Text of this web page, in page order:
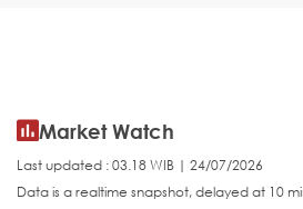
Market Watch
Last updated : 03.18 WIB | 24/07/2026
Data is a realtime snapshot, delayed at 10